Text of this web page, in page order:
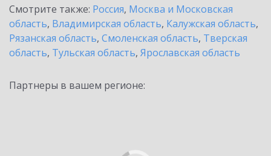
Смотрите также: Россия, Москва и Московская
область, Владимирская область, Калужская область,
Рязанская область, Смоленская область, Тверская
область, Тульская область, Ярославская область
Партнеры в вашем регионе: